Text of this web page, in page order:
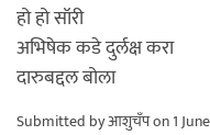
हो हो सॉरी
अभिषेक कडे दुर्लक्ष करा
दारुबद्दल बोला
Submitted byआशुचँपon 1